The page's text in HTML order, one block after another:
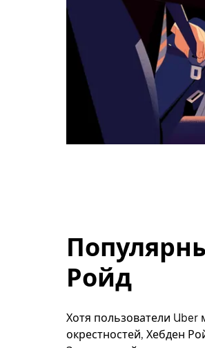
Ройд
Хотя пользователи Uber
окрестностей, Хебден